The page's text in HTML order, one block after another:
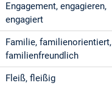
Engagement, engagieren,
engagiert
Familie, familienorientiert,
familienfreundlich
Fleiß, fleißig